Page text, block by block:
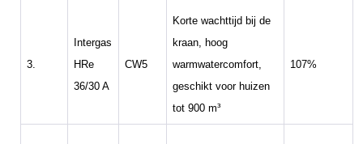
3.
Intergas
HRe
36/30 A
CW5
Korte wachttijd bij de
kraan, hoog
warmwatercomfort,
geschikt voor huizen
tot 900 m³
107%